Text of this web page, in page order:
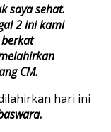
saya sehat.
2 ini kami
CM.
hari ini